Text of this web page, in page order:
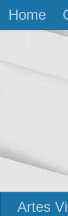
Skip to
Home
Artes